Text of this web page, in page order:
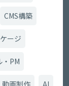
CMS構築
ージ
・PM
動画制作 AI